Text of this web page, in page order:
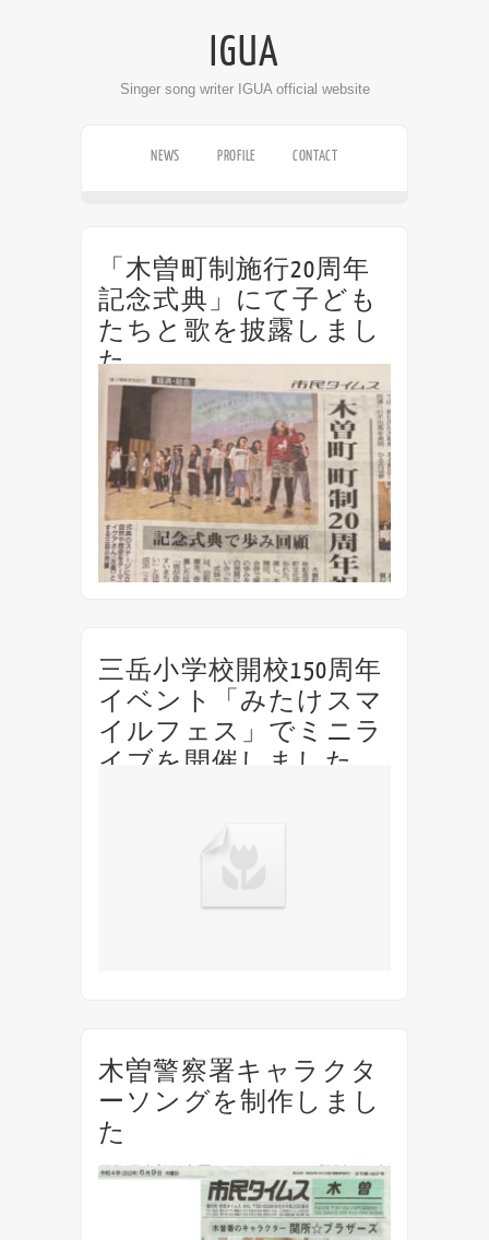
IGUA
Singer song writer IGUA official website
NEWS PROFILE CONTACT
「木曽町制施行20周年
記念式典」にて子ども
たちと歌を披露しまし
た
記念すべき木曽町制20周年の式典にて、IGUA
の母校、木曽町立三岳小学校の児童の皆さん
と「記憶の向こうに〜時間が積み重なってで
きたもの〜」を披露しました。 →三岳小学校
の児童とコラボソングを制作しました（2021
年3月1...
三岳小学校開校150周年
イベント「みたけスマ
イルフェス」でミニラ
イブを開催しました
木曽警察署キャラクタ
ーソングを制作しまし
た
長野県木曽警察署のキャラクター「関所☆ブ
ラザーズ」のテーマソングを作成しました。
『関所☆ブラザーズのテーマ』作詞：木曽警
察署・IGUA作曲：IGUA編曲：86Music 6月8